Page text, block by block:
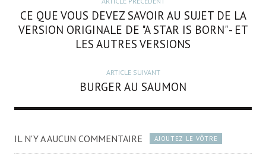
CE QUE VOUS DEVEZ SAVOIR AU SUJET DE LA
VERSION ORIGINALE DE "A STAR IS BORN" - ET
LES AUTRES VERSIONS
ARTICLE SUIVANT
BURGER AU SAUMON
IL N'Y A AUCUN COMMENTAIRE AJOUTEZ LE VÔTRE